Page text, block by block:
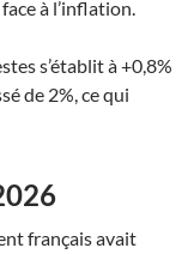
à l’inflation.​
s’établit à +0,8%
de 2%, ce qui
français avait